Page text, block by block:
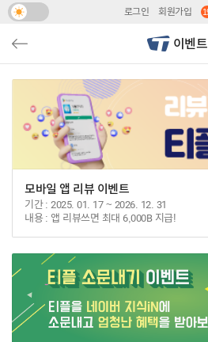
로그인 회원가입
이벤트
이전
모바일 앱 리뷰 이벤트
기간 2025. 01. 17 ~ 2026. 12. 31
내용
앱 리뷰쓰면 최대 6,000B 지급!